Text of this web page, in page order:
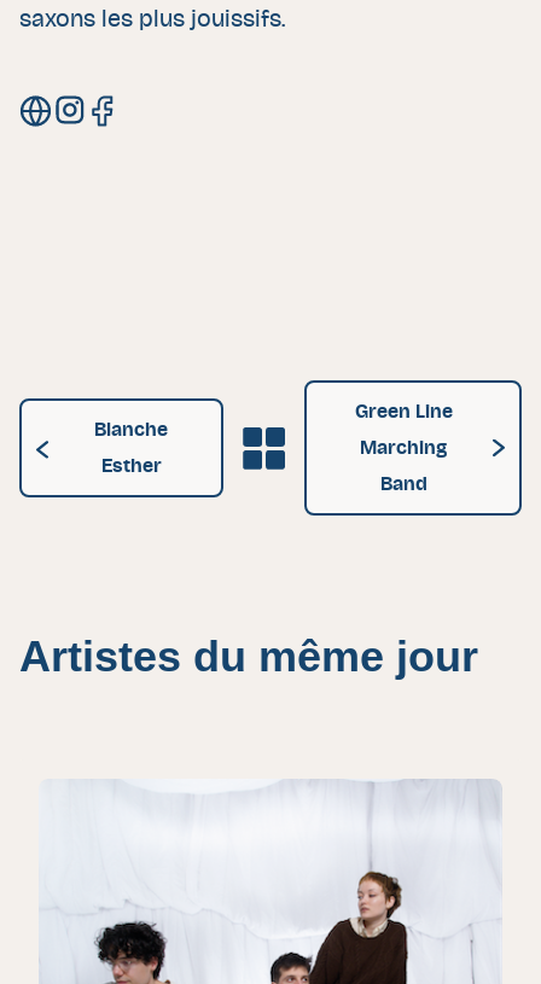
saxons les plus jouissifs.
Site de Green Line Marching Band
Instagram de Green Line Marching Band
Facebook de Green Line Marching Band
Blanche
Esther
Grille des artistes
Green Line
Marching
Band
Artistes du même jour